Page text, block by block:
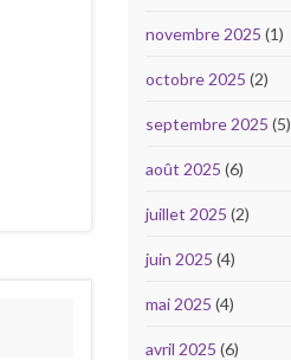
novembre 2025 (1)
octobre 2025 (2)
septembre 2025 (5)
août 2025 (6)
juillet 2025 (2)
juin 2025 (4)
mai 2025 (4)
avril 2025 (6)